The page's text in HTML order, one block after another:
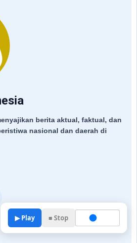
berita aktual, faktual, dan
nasional dan daerah di
▶ Play ■ Stop